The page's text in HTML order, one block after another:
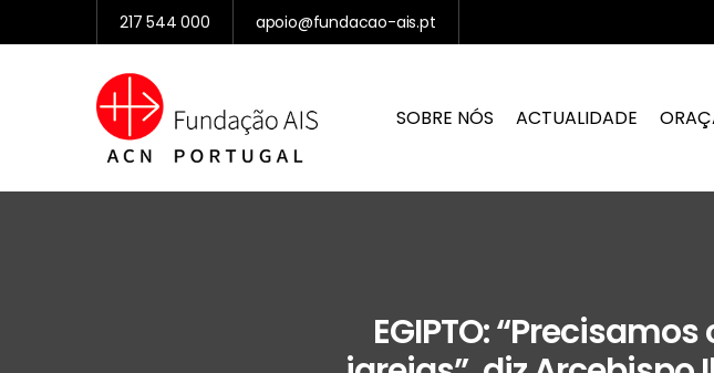
217 544 000 apoio@fundacao-ais.pt
SOBRE NÓS ACTUALIDADE
EGIPTO: